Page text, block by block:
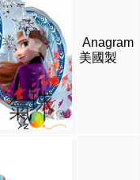
Anagram
美國製